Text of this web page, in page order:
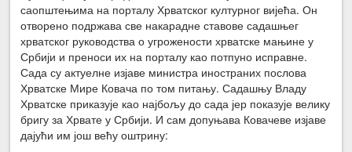
саопштењима на порталу Хрватског културног вијећа. Он
отворено подржава све накарадне ставове садашњег
хрватског руководства о угрожености хрватске мањине у
Србији и преноси их на порталу као потпуно исправне.
Сада су актуелне изјаве министра иностраних послова
Хрватске Мире Ковача по том питању. Садашњу Владу
Хрватске приказује као најбољу до сада јер показује велику
бригу за Хрвате у Србији. И сам допуњава Ковачеве изјаве
дајући им још већу оштрину: